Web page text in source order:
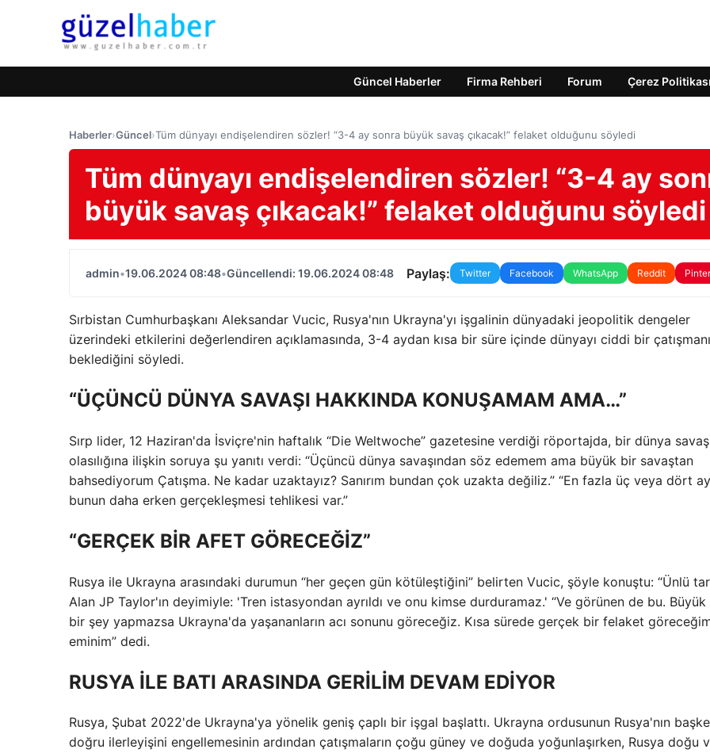
Güncel Haberler Firma Rehberi Forum Çerez Politikası
Haberler›Güncel›Tüm dünyayı endişelendiren sözler! “3-4 ay sonra büyük savaş çıkacak!” felaket olduğunu söyledi
Tüm dünyayı endişelendiren sözler! “3-4 ay
büyük savaş çıkacak!” felaket olduğunu söyledi
admin•19.06.2024 08:48•Güncellendi: 19.06.2024 08:48 Paylaş: Twitter Facebook WhatsApp Reddit
Sırbistan Cumhurbaşkanı Aleksandar Vucic, Rusya'nın Ukrayna'yı işgalinin dünyadaki jeopolitik dengeler
üzerindeki etkilerini değerlendiren açıklamasında, 3-4 aydan kısa bir süre içinde dünyayı ciddi bir
beklediğini söyledi.
“ÜÇÜNCÜ DÜNYA SAVAŞI HAKKINDA KONUŞAMAM AMA…”
Sırp lider, 12 Haziran'da İsviçre'nin haftalık “Die Weltwoche” gazetesine verdiği röportajda, bir dünya
olasılığına ilişkin soruya şu yanıtı verdi: “Üçüncü dünya savaşından söz edemem ama büyük bir savaştan
bahsediyorum Çatışma. Ne kadar uzaktayız? Sanırım bundan çok uzakta değiliz.” “En fazla üç veya dört
bunun daha erken gerçekleşmesi tehlikesi var.”
“GERÇEK BİR AFET GÖRECEĞİZ”
Rusya ile Ukrayna arasındaki durumun “her geçen gün kötüleştiğini” belirten Vucic, şöyle konuştu: “Ünlü
Alan JP Taylor'ın deyimiyle: 'Tren istasyondan ayrıldı ve onu kimse durduramaz.' “Ve görünen de bu.
bir şey yapmazsa Ukrayna'da yaşananların acı sonunu göreceğiz. Kısa sürede gerçek bir felaket
eminim” dedi.
RUSYA İLE BATI ARASINDA GERİLİM DEVAM EDİYOR
Rusya, Şubat 2022'de Ukrayna'ya yönelik geniş çaplı bir işgal başlattı. Ukrayna ordusunun Rusya'nın
doğru ilerleyişini engellemesinin ardından çatışmaların çoğu güney ve doğuda yoğunlaşırken, Rusya doğu